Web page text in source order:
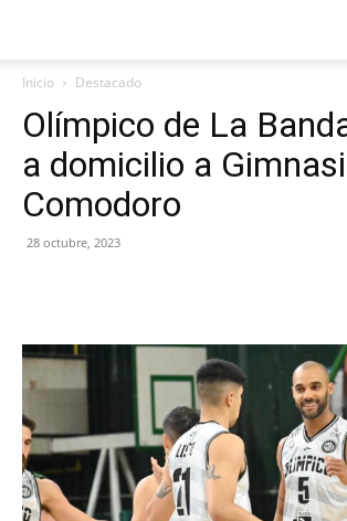
Inicio Destacado
Olímpico de La
a domicilio a
Comodoro
28 octubre, 2023